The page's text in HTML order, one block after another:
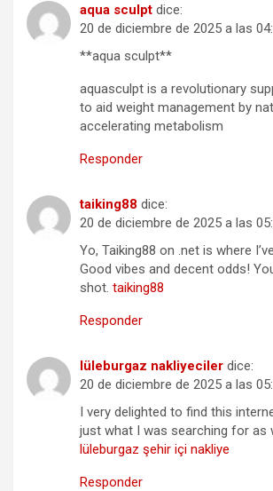
aqua sculpt dice:
20 de diciembre de 2025 a las
**aqua sculpt**
aquasculpt is a revolutionary
to aid weight management by
accelerating metabolism
Responder
taiking88 dice:
20 de diciembre de 2025 a las
Yo, Taiking88 on .net is where
Good vibes and decent odds!
shot. taiking88
Responder
lüleburgaz nakliyeciler dice:
20 de diciembre de 2025 a las
I very delighted to find this
just what I was searching for as
lüleburgaz şehir içi nakliye
Responder